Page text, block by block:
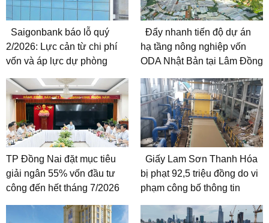
Saigonbank báo lỗ quý
2/2026: Lực cản từ chi phí
vốn và áp lực dự phòng
Đẩy nhanh tiến độ dự án
hạ tầng nông nghiệp vốn
ODA Nhật Bản tại Lâm Đồng
TP Đồng Nai đặt mục tiêu
giải ngân 55% vốn đầu tư
công đến hết tháng 7/2026
Giấy Lam Sơn Thanh Hóa
bị phạt 92,5 triệu đồng do vi
phạm công bố thông tin